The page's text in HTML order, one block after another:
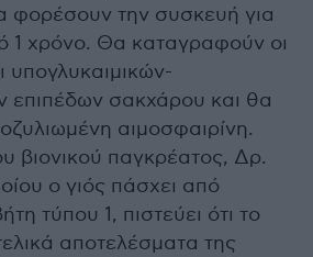
φορέσουν την συσκευή για
1 χρόνο. Θα καταγραφούν οι
υπογλυκαιμικών-
επιπέδων σακχάρου και θα
αιμοσφαιρίνη.
βιονικού παγκρέατος, Δρ.
ο γιός πάσχει από
τύπου 1, πιστεύει ότι το
αποτελέσματα της